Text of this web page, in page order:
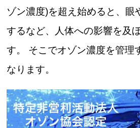
ゾン濃度)を超え始めると、眼
するなど、人体への影響を及
す。 そこでオゾン濃度を管理
なります。